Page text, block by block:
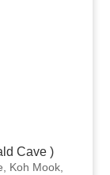
Cave )
Koh Mook,